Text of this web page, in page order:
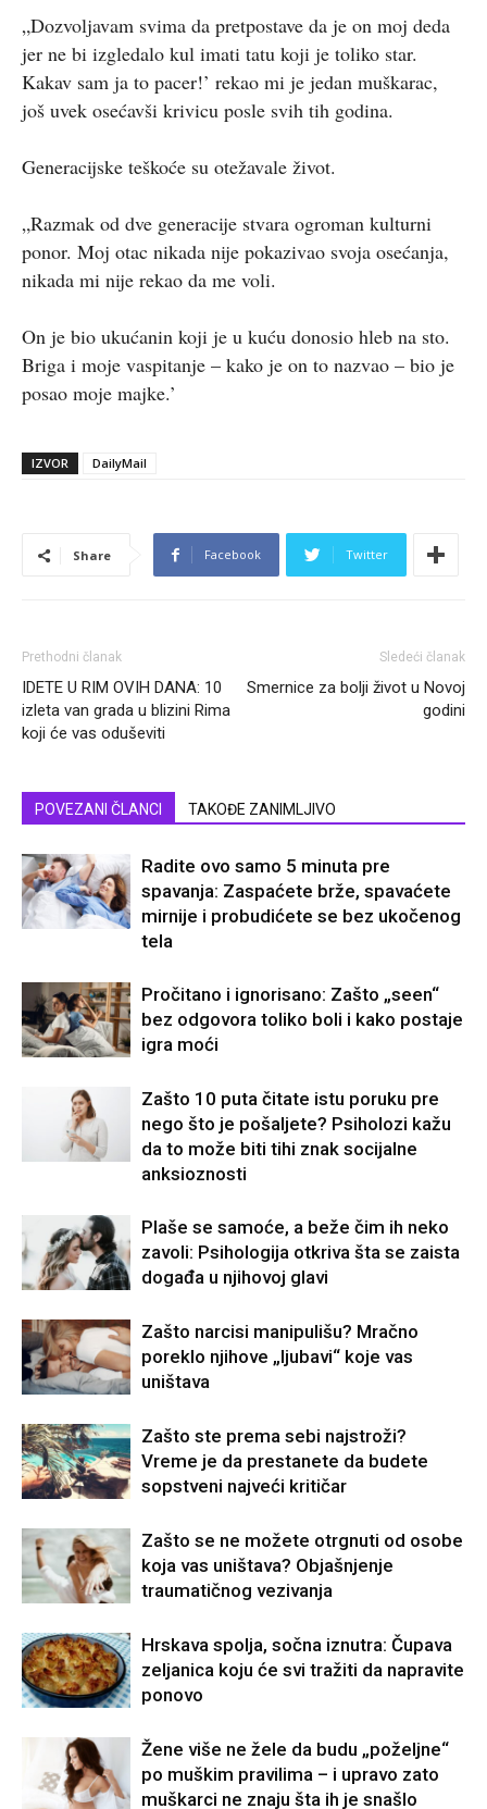
„Dozvoljavam svima da pretpostave da je on moj deda
jer ne bi izgledalo kul imati tatu koji je toliko star.
Kakav sam ja to pacer!’ rekao mi je jedan muškarac,
još uvek osećavši krivicu posle svih tih godina.
Generacijske teškoće su otežavale život.
„Razmak od dve generacije stvara ogroman kulturni
ponor. Moj otac nikada nije pokazivao svoja osećanja,
nikada mi nije rekao da me voli.
On je bio ukućanin koji je u kuću donosio hleb na sto.
Briga i moje vaspitanje – kako je on to nazvao – bio je
posao moje majke.’
IZVOR DailyMail
Share Facebook Twitter
Prethodni članak
IDETE U RIM OVIH DANA: 10
izleta van grada u blizini Rima
koji će vas oduševiti
Sledeći članak
Smernice za bolji život u Novoj
godini
POVEZANI ČLANCI TAKOĐE ZANIMLJIVO
Radite ovo samo 5 minuta pre
spavanja: Zaspaćete brže, spavaćete
mirnije i probudićete se bez ukočenog
tela
Pročitano i ignorisano: Zašto „seen“
bez odgovora toliko boli i kako postaje
igra moći
Zašto 10 puta čitate istu poruku pre
nego što je pošaljete? Psiholozi kažu
da to može biti tihi znak socijalne
anksioznosti
Plaše se samoće, a beže čim ih neko
zavoli: Psihologija otkriva šta se zaista
događa u njihovoj glavi
Zašto narcisi manipulišu? Mračno
poreklo njihove „ljubavi“ koje vas
uništava
Zašto ste prema sebi najstroži?
Vreme je da prestanete da budete
sopstveni najveći kritičar
Zašto se ne možete otrgnuti od osobe
koja vas uništava? Objašnjenje
traumatičnog vezivanja
Hrskava spolja, sočna iznutra: Čupava
zeljanica koju će svi tražiti da napravite
ponovo
Žene više ne žele da budu „poželjne“
po muškim pravilima – i upravo zato
muškarci ne znaju šta ih je snašlo